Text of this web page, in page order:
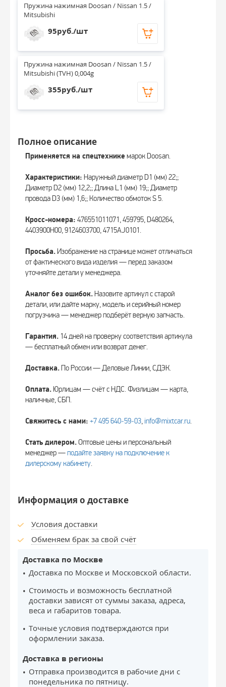
Пружина нажимная Doosan / Nissan 1.5 /
Mitsubishi
95руб./шт
Пружина нажимная Doosan / Nissan 1.5 /
Mitsubishi (TVH) 0,004g
355руб./шт
Полное описание
Применяется на спецтехнике марок Doosan.
Характеристики: Наружный диаметр D1 (мм) 22;;
Диаметр D2 (мм) 12,2;; Длина L1 (мм) 19;; Диаметр
провода D3 (мм) 1,6;; Количество обмоток S 5.
Кросс-номера: 476551011071, 459795, D480264,
4403900H00, 9124603700, 4715AJ0101.
Просьба.Изображение на странице может отличаться
от фактического вида изделия — перед заказом
уточняйте детали у менеджера.
Аналог без ошибок.Назовите артикул с старой
детали, или дайте марку, модель и серийный номер
погрузчика — менеджер подберёт верную запчасть.
Гарантия. 14 дней на проверку соответствия артикула
— бесплатный обмен или возврат денег.
Доставка.По России — Деловые Линии, СДЭК.
Оплата. Юрлицам — счёт с НДС. Физлицам — карта,
наличные, СБП.
Свяжитесь с нами: +7 495 640‑59‑03, info@mixtcar.ru.
Стать дилером.Оптовые цены и персональный
менеджер —подайте заявку на подключение к
дилерскому кабинету.
Информация о доставке
Условия доставки
Обменяем брак за свой счёт
Доставка по Москве
Доставка по Москве и Московской области.
Стоимость и возможность бесплатной
доставки зависят от суммы заказа, адреса,
веса и габаритов товара.
Точные условия подтверждаются при
оформлении заказа.
Доставка в регионы
Отправка производится в рабочие дни с
понедельника по пятницу.